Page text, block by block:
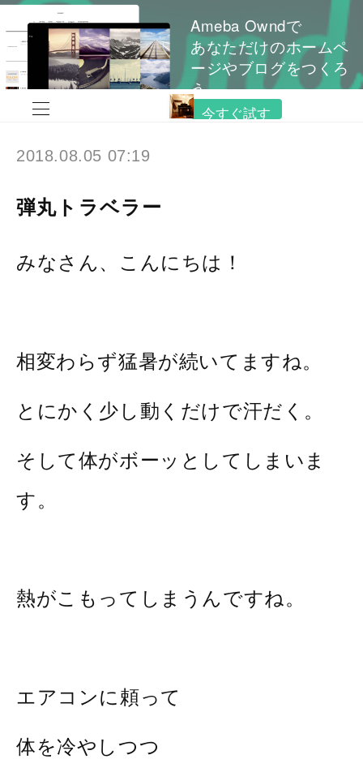
Ameba Owndで
あなただけのホームペ
ージやブログをつくろ
う
今すぐ試す
2018.08.05 07:19
弾丸トラベラー
みなさん、こんにちは！
相変わらず猛暑が続いてますね。
とにかく少し動くだけで汗だく。
そして体がボーッとしてしまいま
す。
熱がこもってしまうんですね。
エアコンに頼って
体を冷やしつつ